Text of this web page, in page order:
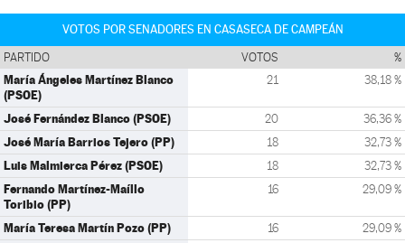
VOTOS POR SENADORES EN CASASECA DE CAMPEÁN
PARTIDO VOTOS %
María Ángeles Martínez Blanco
(PSOE)
21 38,18 %
José Fernández Blanco (PSOE) 20 36,36 %
José María Barrios Tejero (PP) 18 32,73 %
Luis Malmierca Pérez (PSOE) 18 32,73 %
Fernando Martínez-Maíllo
Toribio (PP)
16 29,09 %
María Teresa Martín Pozo (PP) 16 29,09 %